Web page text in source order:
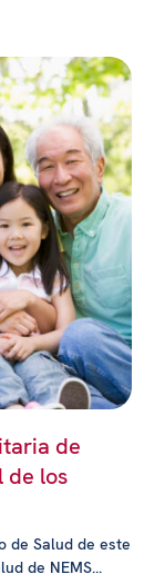
de
de los
de Salud de este
de NEMS...